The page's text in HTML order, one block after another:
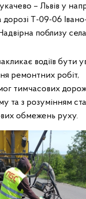
– Львів у
дорозі Т-09-06
поблизу
водіїв бути
ремонтних робіт,
тимчасових
та з розумінням
обмежень руху.